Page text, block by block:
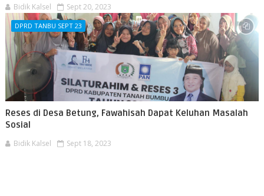
Bidik Kalsel Sept 20, 2023
DPRD TANBU SEPT 23
Reses di Desa Betung, Fawahisah Dapat Keluhan Masalah
Sosial
Bidik Kalsel Sept 18, 2023